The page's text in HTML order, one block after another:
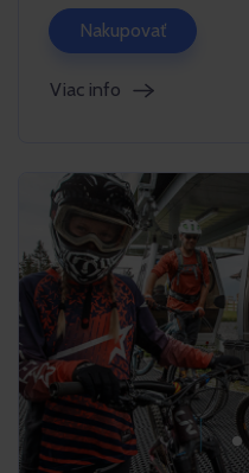
Nakupovať
Viac info